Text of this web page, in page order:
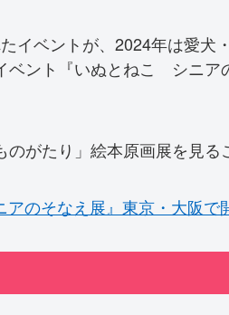
イベントが、2024年は愛犬
ベント『いぬとねこ シニア
がたり」絵本原画展を見る
そなえ展』東京・大阪で